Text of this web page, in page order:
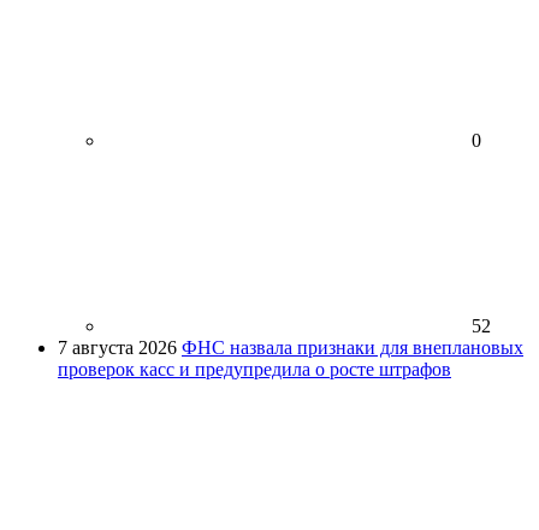
0
52
7 августа 2026 ФНС назвала признаки для внеплановых
проверок касс и предупредила о росте штрафов